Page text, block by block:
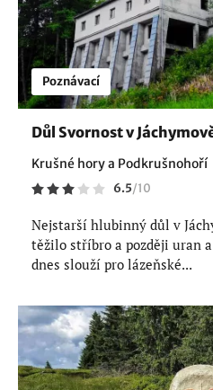
Poznávací
Důl Svornost v
Krušné hory a Podkrušnohoří
6.5/10
Nejstarší hlubinný důl v
těžilo stříbro a později uran
dnes slouží pro lázeňské...